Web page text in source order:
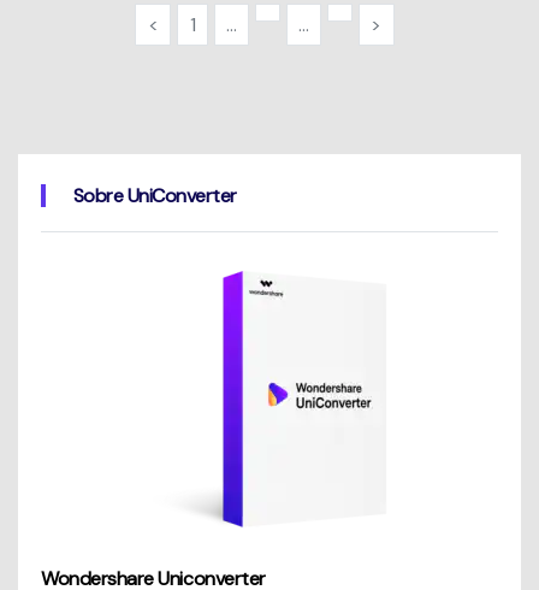
< 1 ... ... >
Sobre UniConverter
Wondershare Uniconverter